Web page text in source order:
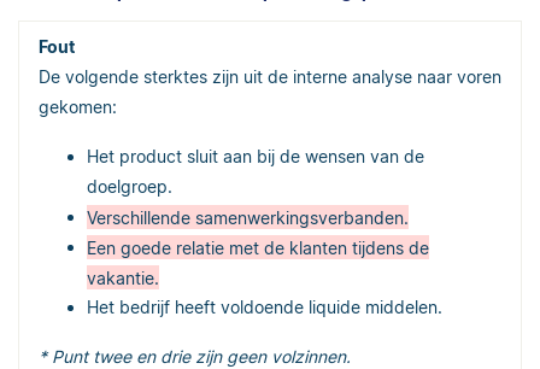
De volgende sterktes zijn uit de interne analyse naar voren
gekomen:
Het product sluit aan bij de wensen van de
doelgroep.
Verschillende samenwerkingsverbanden.
Een goede relatie met de klanten tijdens de
vakantie.
Het bedrijf heeft voldoende liquide middelen.
* Punt twee en drie zijn geen volzinnen.